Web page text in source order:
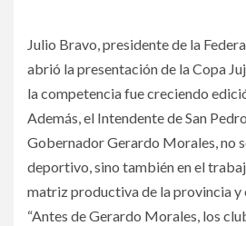
Julio Bravo, presidente de la
abrió la presentación de la Copa
la competencia fue creciendo
Además, el Intendente de San
Gobernador Gerardo Morales, no
deportivo, sino también en el
matriz productiva de la provincia y
“Antes de Gerardo Morales, los